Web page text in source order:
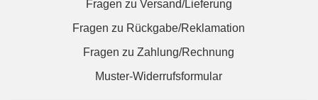
Fragen zu Versand/Lieferung
Fragen zu Rückgabe/Reklamation
Fragen zu Zahlung/Rechnung
Muster-Widerrufsformular